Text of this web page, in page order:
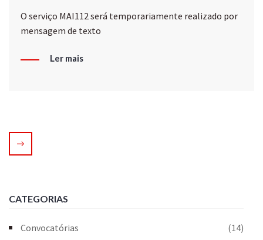
O serviço MAI112 será temporariamente realizado por
mensagem de texto
Ler mais
CATEGORIAS
Convocatórias
(14)